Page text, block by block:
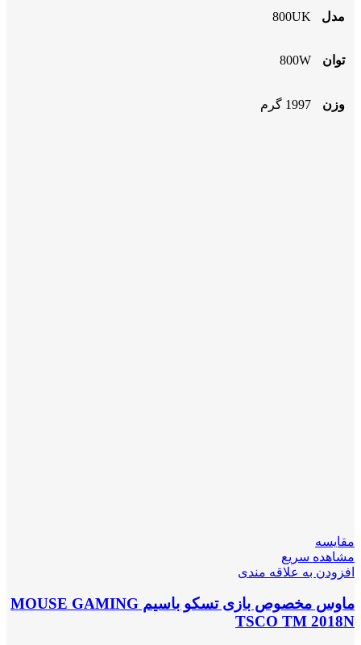
مدل 800UK
توان 800W
وزن 1997 گرم
مقایسه
مشاهده سریع
افزودن به علاقه مندی
ماوس مخصوص بازی تسکو باسیم MOUSE GAMING
TSCO TM 2018N